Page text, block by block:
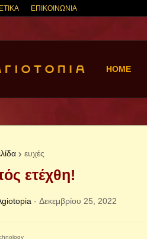
ΕΠΙΚΟΙΝΩΝΙΑ
HOME
ευχές
ετέχθη!
- Δεκεμβρίου 25, 2022